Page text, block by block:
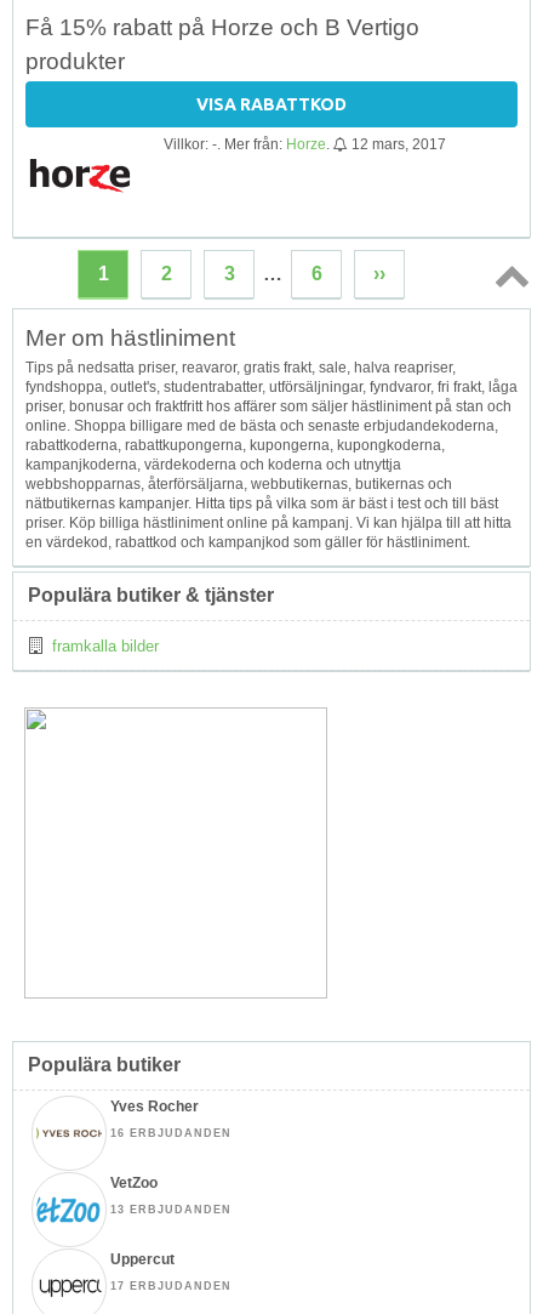
Få 15% rabatt på Horze och B Vertigo
produkter
VISA RABATTKOD
Villkor: -. Mer från: Horze 12 mars, 2017
1 2 3 … 6 ››
Topp
Mer om hästliniment
Tips på nedsatta priser, reavaror, gratis frakt, sale, halva reapriser,
fyndshoppa, outlet's, studentrabatter, utförsäljningar, fyndvaror, fri frakt, låga
priser, bonusar och fraktfritt hos affärer som säljer hästliniment på stan och
online. Shoppa billigare med de bästa och senaste erbjudandekoderna,
rabattkoderna, rabattkupongerna, kupongerna, kupongkoderna,
kampanjkoderna, värdekoderna och koderna och utnyttja
webbshopparnas, återförsäljarna, webbutikernas, butikernas och
nätbutikernas kampanjer. Hitta tips på vilka som är bäst i test och till bäst
priser. Köp billiga hästliniment online på kampanj. Vi kan hjälpa till att hitta
en värdekod, rabattkod och kampanjkod som gäller för hästliniment.
Populära butiker & tjänster
framkalla bilder
Populära butiker
Yves Rocher
16 ERBJUDANDEN
VetZoo
13 ERBJUDANDEN
Uppercut
17 ERBJUDANDEN